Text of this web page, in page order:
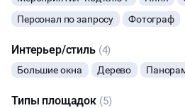
Персонал по запросу
Фотограф
Интерьер/стиль (4)
Большие окна Дерево
Типы площадок (5)
СЕМИНАРЫ
КИНОПРОСМОТР
ФУРШЕТЫ